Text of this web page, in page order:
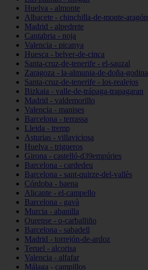
Huelva - almonte
Albacete - chinchilla-de-monte-aragón
Madrid - alpedrete
Cantabria - noja
Valencia - picanya
Huesca - belver-de-cinca
Santa-cruz-de-tenerife - el-sauzal
Zaragoza - la-almunia-de-doña-godina
Santa-cruz-de-tenerife - los-realejos
Bizkaia - valle-de-trápaga-trapagaran
Madrid - valdemorillo
Valencia - manises
Barcelona - terrassa
Lleida - tremp
Asturias - villaviciosa
Huelva - trigueros
Girona - castelló-d39empúries
Barcelona - cardedeu
Barcelona - sant-quirze-del-vallès
Córdoba - baena
Alicante - el-campello
Barcelona - gavà
Murcia - abanilla
Ourense - o-carballiño
Barcelona - sabadell
Madrid - torrejón-de-ardoz
Teruel - alcorisa
Valencia - alfafar
Málaga - campillos